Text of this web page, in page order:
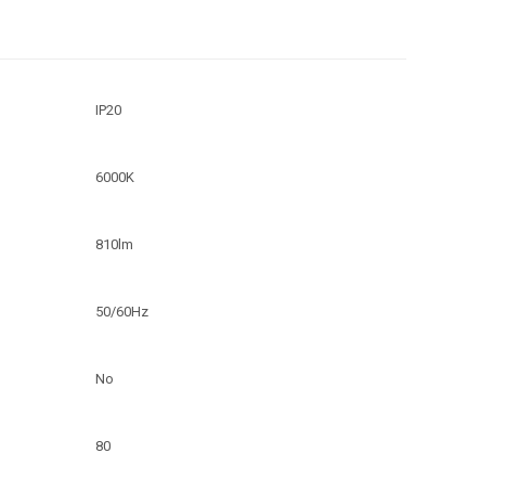
IP20
6000K
810lm
50/60Hz
No
80